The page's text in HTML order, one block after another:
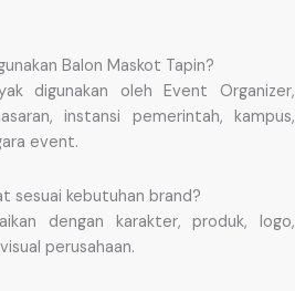
Balon Maskot Tapin?
digunakan oleh Event Organizer,
instansi pemerintah, kampus,
event.
sesuai kebutuhan brand?
dengan karakter, produk, logo,
perusahaan.